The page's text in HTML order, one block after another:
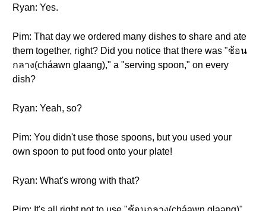
Ryan: Yes.
Pim: That day we ordered many dishes to share and ate
them together, right? Did you notice that there was "ช้อน
กลาง(cháawn glaang)," a "serving spoon," on every
dish?
Ryan: Yeah, so?
Pim: You didn't use those spoons, but you used your
own spoon to put food onto your plate!
Ryan: What's wrong with that?